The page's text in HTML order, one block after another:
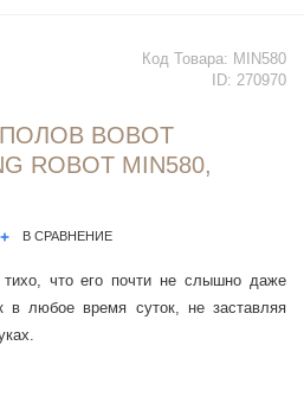
Код Товара: MIN580
ID: 270970
BOBOT
ROBOT MIN580,
В СРАВНЕНИЕ
тихо, что его почти не слышно даже
в любое время суток, не заставляя